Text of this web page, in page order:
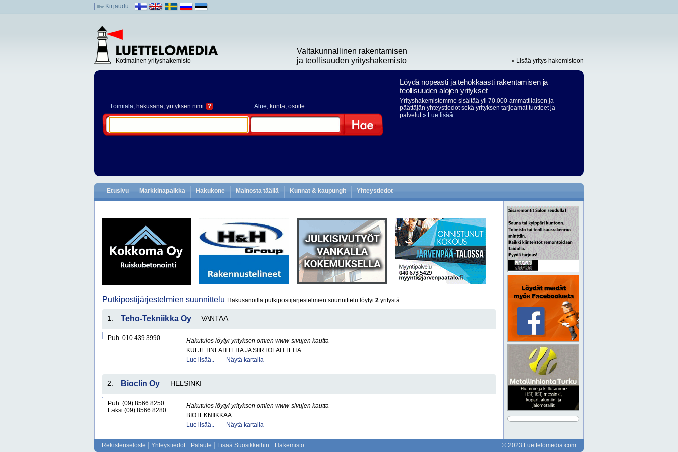
Kirjaudu
Kotimainen yrityshakemisto
Valtakunnallinen rakentamisen
ja teollisuuden yrityshakemisto
» Lisää yritys hakemistoon
Toimiala, hakusana, yrityksen nimi ? Alue, kunta, osoite
Löydä nopeasti ja tehokkaasti rakentamisen ja
teollisuuden alojen yritykset
Yrityshakemistomme sisältää yli 70.000 ammattilaisen ja
päättäjän yhteystiedot sekä yrityksen tarjoamat tuotteet ja
palvelut» Lue lisää
Etusivu Markkinapaikka Hakukone Mainosta täällä Kunnat & kaupungit Yhteystiedot
Putkipostijärjestelmien suunnittelu Hakusanoilla putkipostijärjestelmien suunnittelu löytyi 2 yritystä.
1. Teho-Tekniikka Oy VANTAA
Puh. 010 439 3990
Hakutulos löytyi yrityksen omien www-sivujen kautta
KULJETINLAITTEITA JA SIIRTOLAITTEITA
Lue lisää..
Näytä kartalla
2. Bioclin Oy HELSINKI
Puh. (09) 8566 8250
Faksi (09) 8566 8280
Hakutulos löytyi yrityksen omien www-sivujen kautta
BIOTEKNIIKKAA
Lue lisää..
Näytä kartalla
Rekisteriseloste Yhteystiedot Palaute Lisää Suosikkeihin Hakemisto © 2023 Luettelomedia.com